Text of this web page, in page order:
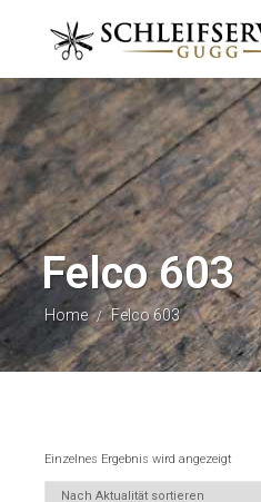
Felco 603
Home / Felco 603
Einzelnes Ergebnis wird angezeigt